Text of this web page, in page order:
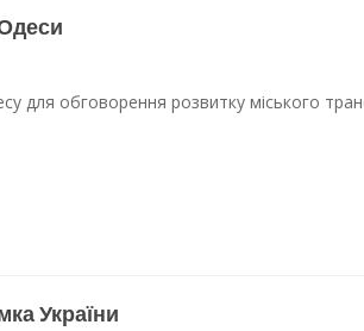
для обговорення розвитку міського
України